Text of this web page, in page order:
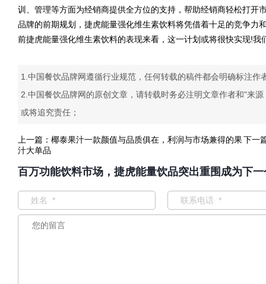
训、管理等方面为经销商提供全方位的支持，帮助经销商轻松打开
品牌的前期规划，捷虎能量强化维生素饮料将凭借着十足的竞争力
前捷虎能量强化维生素饮料的表现来看，这一计划或将很快实现!
1.中国餐饮品牌网遵循行业规范，任何转载的稿件都会明确标注作
2.中国餐饮品牌网的原创文章，请转载时务必注明文章作者和"来
或将追究责任；
上一篇： 椰泰果汁一款颜值与品质俱在，利润与市场兼得的果
汁大单品
下一
百万功能饮料市场，捷虎能量饮品突出重围成为下